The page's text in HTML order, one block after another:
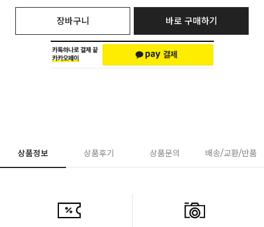
장바구니 바로 구매하기
상품정보 상품후기 상품문의 배송/교환/반품